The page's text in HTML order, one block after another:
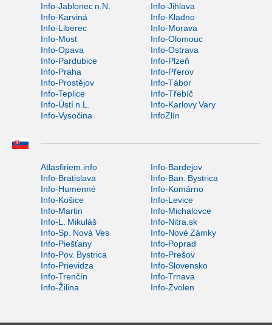
Info-Jablonec n.N.
Info-Jihlava
Info-Karviná
Info-Kladno
Info-Liberec
Info-Morava
Info-Most
Info-Olomouc
Info-Opava
Info-Ostrava
Info-Pardubice
Info-Plzeň
Info-Praha
Info-Přerov
Info-Prostějov
Info-Tábor
Info-Teplice
Info-Třebíč
Info-Ústí n.L.
Info-Karlovy Vary
Info-Vysočina
InfoZlín
Atlasfiriem.info
Info-Bardejov
Info-Bratislava
Info-Ban. Bystrica
Info-Humenné
Info-Komárno
Info-Košice
Info-Levice
Info-Martin
Info-Michalovce
Info-L. Mikuláš
Info-Nitra.sk
Info-Sp. Nová Ves
Info-Nové Zámky
Info-Piešťany
Info-Poprad
Info-Pov. Bystrica
Info-Prešov
Info-Prievidza
Info-Slovensko
Info-Trenčín
Info-Trnava
Info-Žilina
Info-Zvolen